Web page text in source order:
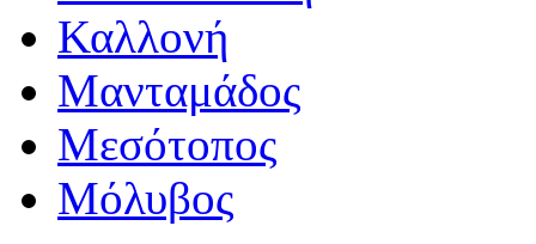
Καλλονή
Μανταμάδος
Μεσότοπος
Μόλυβος